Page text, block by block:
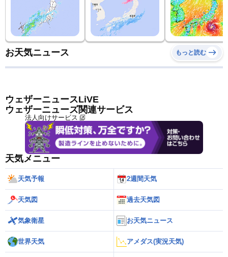
お天気ニュース もっと読む
ウェザーニュースLiVE
ウェザーニューズ関連サービス
法人向けサービス
天気メニュー
天気予報 2週間天気
天気図 過去天気図
気象衛星 お天気ニュース
世界天気 アメダス(実況天気)